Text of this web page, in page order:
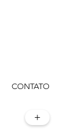
+
CONTATO